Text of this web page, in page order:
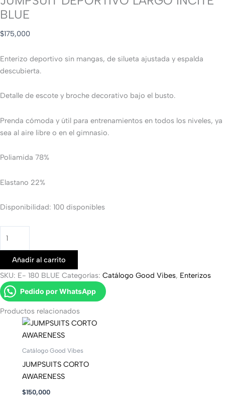
BLUE
$175,000
Enterizo deportivo sin mangas, de silueta ajustada y espalda
descubierta.
Detalle de escote y broche decorativo bajo el busto.
Prenda cómoda y útil para entrenamientos en todos los niveles, ya
sea al aire libre o en el gimnasio.
Poliamida 78%
Elastano 22%
Disponibilidad: 100 disponibles
Añadir al carrito
SKU: E- 180 BLUE Categorías: Catálogo Good Vibes, Enterizos
Pedido por WhatsApp
Productos relacionados
Catálogo Good Vibes
JUMPSUITS CORTO
AWARENESS
$150,000